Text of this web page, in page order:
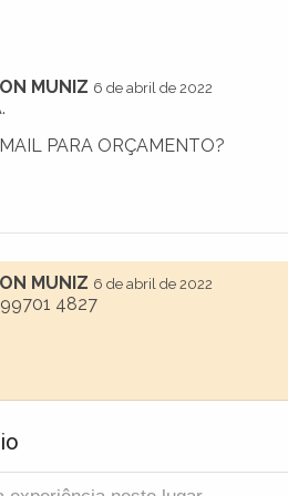
MUNIZ 6 de abril de 2022
PARA ORÇAMENTO?
MUNIZ 6 de abril de 2022
4827